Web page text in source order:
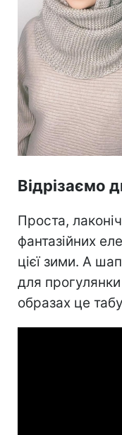
Відрізаємо
Проста,
фантазійних
цієї зими. А
для
образах це